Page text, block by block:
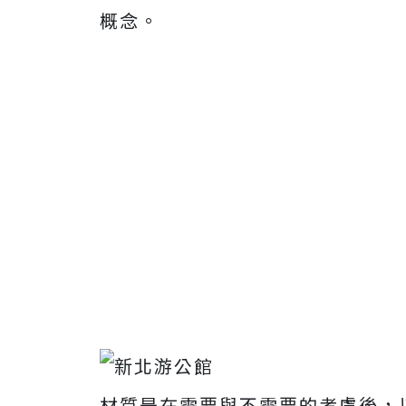
概念。